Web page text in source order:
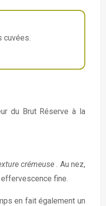
cuvées.
du Brut Réserve à la
crémeuse. Au nez,
fine.
en fait également un